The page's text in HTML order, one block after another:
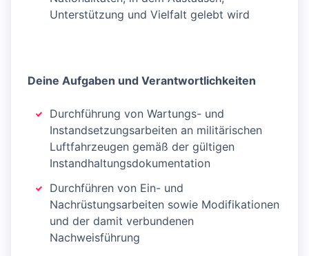
Unterstützung und Vielfalt gelebt wird
Deine Aufgaben und Verantwortlichkeiten
Durchführung von Wartungs- und
Instandsetzungsarbeiten an militärischen
Luftfahrzeugen gemäß der gültigen
Instandhaltungsdokumentation
Durchführen von Ein- und
Nachrüstungsarbeiten sowie Modifikationen
und der damit verbundenen
Nachweisführung